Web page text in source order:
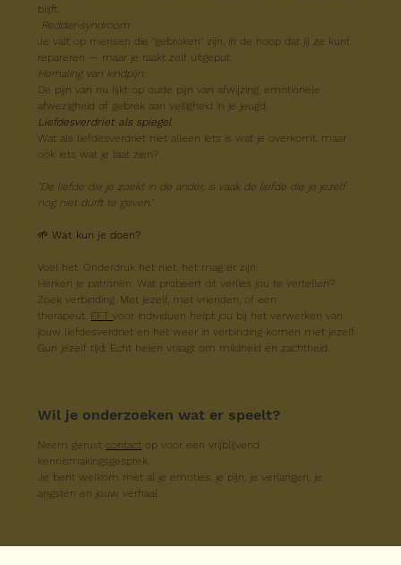
blijft.
Redder-syndroom:
Je valt op mensen die "gebroken" zijn, in de hoop dat jij ze kunt
repareren — maar je raakt zelf uitgeput.
Herhaling van kindpijn:
De pijn van nu lijkt op oude pijn van afwijzing, emotionele
afwezigheid of gebrek aan veiligheid in je jeugd.
Liefdesverdriet als spiegel
Wat als liefdesverdriet niet alleen iets is wat je overkomt, maar
ook iets wat je laat zien?
"De liefde die je zoekt in de ander, is vaak de liefde die je jezelf
nog niet durft te geven."
🌱 Wat kun je doen?
Voel het. Onderdruk het niet, het mag er zijn.
Herken je patronen. Wat probeert dit verlies jou te vertellen?
Zoek verbinding. Met jezelf, met vrienden, of een
therapeut. EFT voor individuen helpt jou bij het verwerken van
jouw liefdesverdriet en het weer in verbinding komen met jezelf.
Gun jezelf tijd. Echt helen vraagt om mildheid en zachtheid.
Wil je onderzoeken wat er speelt?
Neem gerust contact op voor een vrijblijvend
kennismakingsgesprek.
Je bent welkom met al je emoties, je pijn, je verlangen, je
angsten en jouw verhaal.